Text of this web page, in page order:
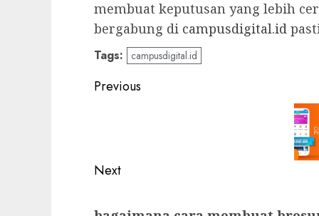
membuat keputusan yang lebih
bergabung di campusdigital.id
Tags: campusdigital.id
Post
Previous
Next